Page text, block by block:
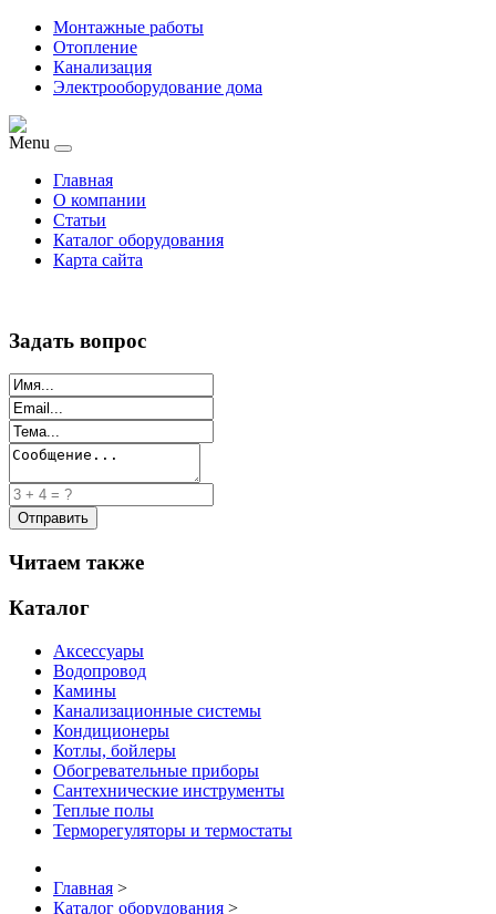
Монтажные работы
Отопление
Канализация
Электрооборудование дома
Menu
Главная
О компании
Статьи
Каталог оборудования
Карта сайта
Задать вопрос
Читаем также
Каталог
Аксессуары
Водопровод
Камины
Канализационные системы
Кондиционеры
Котлы, бойлеры
Обогревательные приборы
Сантехнические инструменты
Теплые полы
Терморегуляторы и термостаты
Главная >
Каталог оборудования >